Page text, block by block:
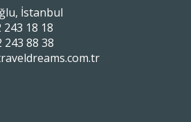
İstanbul
243 18 18
243 88 38